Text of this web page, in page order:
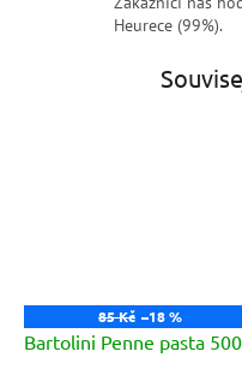
Heurece (99%).
85 Kč –18 %
Bartolini Penne pasta